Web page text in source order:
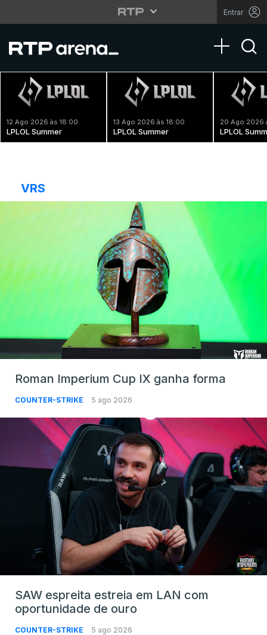
Entrar
Toggle
12 Ago 2026 às 18:00
LPLOL Summer
13 Ago 2026 às 18:00
LPLOL Summer
20 Ago 2026
LPLOL
VRS
Roman Imperium Cup IX ganha forma
COUNTER-STRIKE 5 ago 2026
SAW espreita estreia em LAN com
oportunidade de ouro
COUNTER-STRIKE 5 ago 2026